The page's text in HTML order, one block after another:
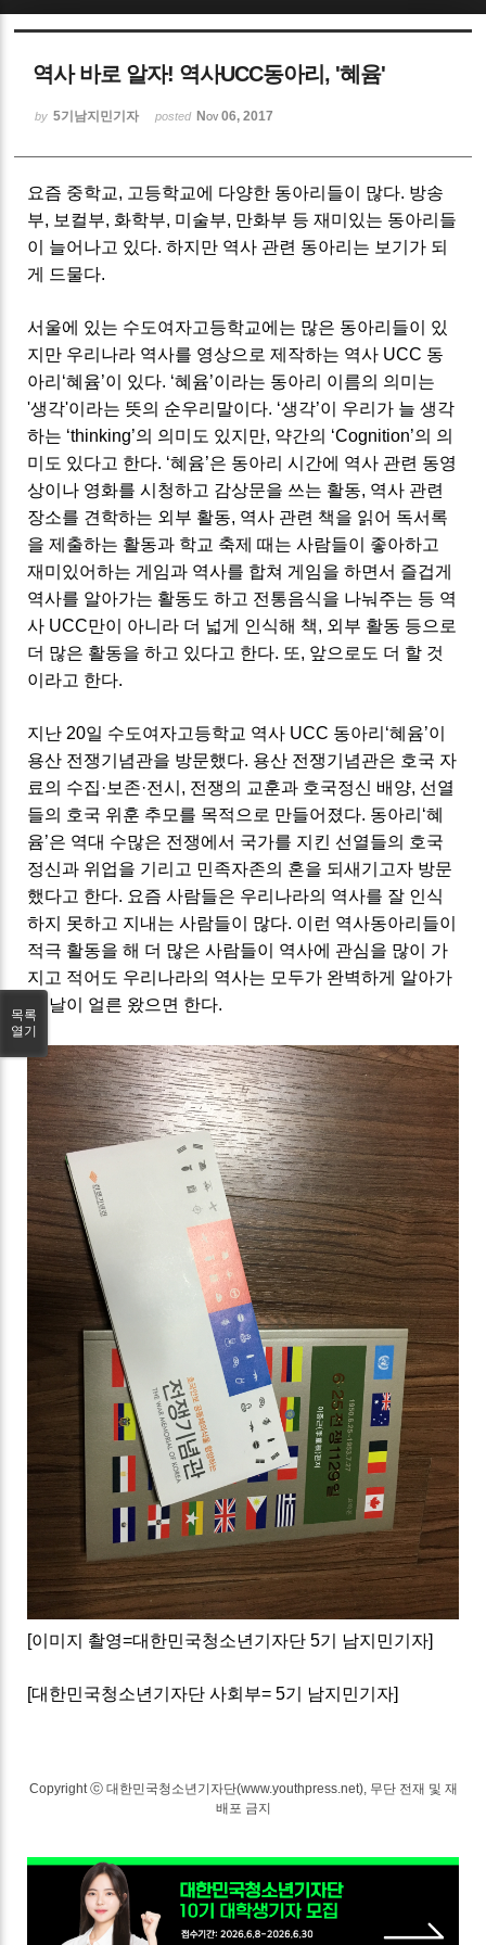
역사 바로 알자! 역사UCC동아리, '혜윰'
by 5기남지민기자 posted Nov 06, 2017
요즘 중학교, 고등학교에 다양한 동아리들이 많다. 방송
부, 보컬부, 화학부, 미술부, 만화부 등 재미있는 동아리들
이 늘어나고 있다. 하지만 역사 관련 동아리는 보기가 되
게 드물다.
서울에 있는 수도여자고등학교에는 많은 동아리들이 있
지만 우리나라 역사를 영상으로 제작하는 역사 UCC 동
아리 ‘혜윰’이 있다. ‘혜윰’이라는 동아리 이름의 의미는
'생각'이라는 뜻의 순우리말이다. ‘생각’이 우리가 늘 생각
하는 ‘thinking’의 의미도 있지만, 약간의 ‘Cognition’의 의
미도 있다고 한다. ‘혜윰’은 동아리 시간에 역사 관련 동영
상이나 영화를 시청하고 감상문을 쓰는 활동, 역사 관련
장소를 견학하는 외부 활동, 역사 관련 책을 읽어 독서록
을 제출하는 활동과 학교 축제 때는 사람들이 좋아하고
재미있어하는 게임과 역사를 합쳐 게임을 하면서 즐겁게
역사를 알아가는 활동도 하고 전통음식을 나눠주는 등 역
사 UCC만이 아니라 더 넓게 인식해 책, 외부 활동 등으로
더 많은 활동을 하고 있다고 한다. 또, 앞으로도 더 할 것
이라고 한다.
지난 20일 수도여자고등학교 역사 UCC 동아리 ‘혜윰’이
용산 전쟁기념관을 방문했다. 용산 전쟁기념관은 호국 자
료의 수집· 보존·전시 , 전쟁의 교훈과 호국정신 배양, 선열
들의 호국 위훈 추모를 목적으로 만들어졌다. 동아리 ‘혜
윰’은 역대 수많은 전쟁에서 국가를 지킨 선열들의 호국
정신과 위업을 기리고 민족자존의 혼을 되새기고자 방문
했다고 한다. 요즘 사람들은 우리나라의 역사를 잘 인식
하지 못하고 지내는 사람들이 많다. 이런 역사동아리들이
적극 활동을 해 더 많은 사람들이 역사에 관심을 많이 가
지고 적어도 우리나라의 역사는 모두가 완벽하게 알아가
는 날이 얼른 왔으면 한다.
[이미지 촬영=대한민국청소년기자단 5기 남지민기자]
[대한민국청소년기자단 사회부= 5기 남지민기자]
Copyright ⓒ 대한민국청소년기자단(www.youthpress.net), 무단 전재 및 재
배포 금지
목록
열기
Sketchbook5, 스케치북5
Sketchbook5, 스케치북5